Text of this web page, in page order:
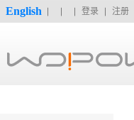
English 登录 注册